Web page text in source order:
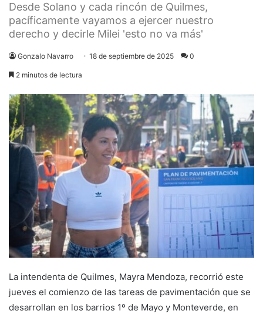
Desde Solano y cada rincón de Quilmes,
pacíficamente vayamos a ejercer nuestro
derecho y decirle Milei 'esto no va más'
Gonzalo Navarro 18 de septiembre de 2025 0
2 minutos de lectura
La intendenta de Quilmes, Mayra Mendoza, recorrió este
jueves el comienzo de las tareas de pavimentación que se
desarrollan en los barrios 1º de Mayo y Monteverde, en